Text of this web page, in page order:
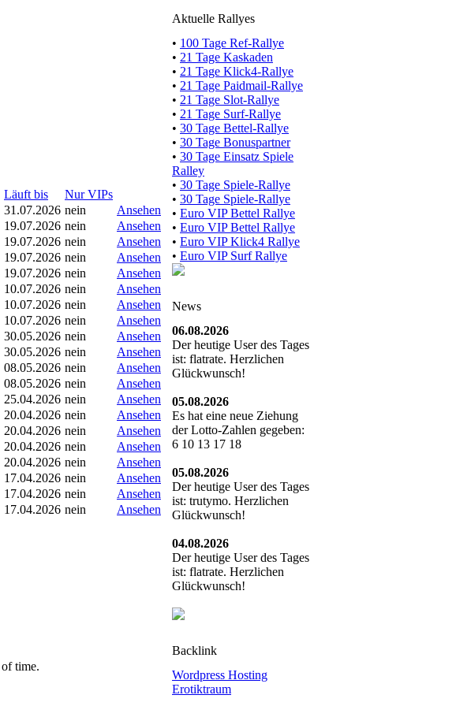
Läuft bis
Nur VIPs
31.07.2026 nein
Ansehen
19.07.2026 nein
Ansehen
19.07.2026 nein
Ansehen
19.07.2026 nein
Ansehen
19.07.2026 nein
Ansehen
10.07.2026 nein
Ansehen
10.07.2026 nein
Ansehen
10.07.2026 nein
Ansehen
30.05.2026 nein
Ansehen
30.05.2026 nein
Ansehen
08.05.2026 nein
Ansehen
08.05.2026 nein
Ansehen
25.04.2026 nein
Ansehen
20.04.2026 nein
Ansehen
20.04.2026 nein
Ansehen
20.04.2026 nein
Ansehen
20.04.2026 nein
Ansehen
17.04.2026 nein
Ansehen
17.04.2026 nein
Ansehen
17.04.2026 nein Ansehen
Aktuelle Rallyes
• 100 Tage Ref-Rallye
• 21 Tage Kaskaden
• 21 Tage Klick4-Rallye
• 21 Tage Paidmail-Rallye
• 21 Tage Slot-Rallye
• 21 Tage Surf-Rallye
• 30 Tage Bettel-Rallye
• 30 Tage Bonuspartner
• 30 Tage Einsatz Spiele
Ralley
• 30 Tage Spiele-Rallye
• 30 Tage Spiele-Rallye
• Euro VIP Bettel Rallye
• Euro VIP Bettel Rallye
• Euro VIP Klick4 Rallye
• Euro VIP Surf Rallye
News
06.08.2026
Der heutige User des Tages
ist: flatrate. Herzlichen
Glückwunsch!
05.08.2026
Es hat eine neue Ziehung
der Lotto-Zahlen gegeben:
6 10 13 17 18
05.08.2026
Der heutige User des Tages
ist: trutymo. Herzlichen
Glückwunsch!
04.08.2026
Der heutige User des Tages
ist: flatrate. Herzlichen
Glückwunsch!
Backlink
Wordpress Hosting
Erotiktraum